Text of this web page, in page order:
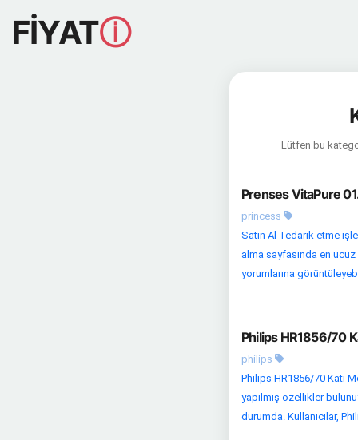
FİYATⓘ
Lütfen bu
Prenses VitaPure
princess
Satın Al Tedarik etme
alma sayfasında en
yorumlarına
Philips HR1856/70
philips
Philips HR1856/70 Katı
yapılmış özellikler
durumda. Kullanıcılar,